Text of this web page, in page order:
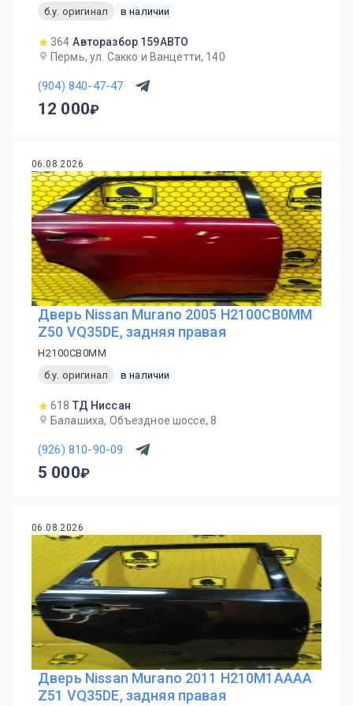
б.у. оригинал
в наличии
364 Авторазбор 159АВТО
Пермь, ул. Сакко и Ванцетти, 140
(904) 840-47-47
12 000
06.08.2026
Дверь Nissan Murano 2005 H2100CB0MM
Z50 VQ35DE, задняя правая
H2100CB0MM
б.у. оригинал
в наличии
618 ТД Ниссан
Балашиха, Объездное шоссе, 8
(926) 810-90-09
5 000
06.08.2026
Дверь Nissan Murano 2011 H210M1AAAA
Z51 VQ35DE, задняя правая